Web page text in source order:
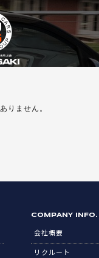
りません。
COMPANY INFO.
会社概要
リクルート